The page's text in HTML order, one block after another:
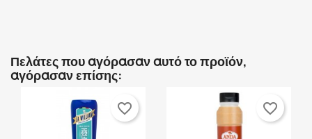
Πελάτες που αγόρασαν αυτό το προϊόν,
αγόρασαν επίσης:
favorite_border favorite_border